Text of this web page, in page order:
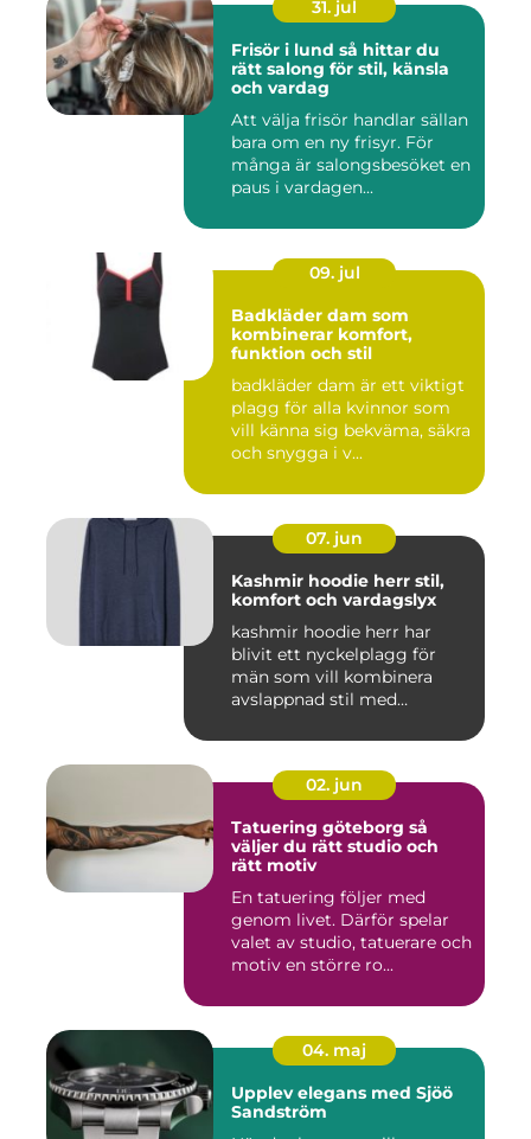
31. jul
Frisör i lund så hittar du
rätt salong för stil, känsla
och vardag
Att välja frisör handlar sällan
bara om en ny frisyr. För
många är salongsbesöket en
paus i vardagen...
09. jul
Badkläder dam som
kombinerar komfort,
funktion och stil
badkläder dam är ett viktigt
plagg för alla kvinnor som
vill känna sig bekväma, säkra
och snygga i v...
07. jun
Kashmir hoodie herr stil,
komfort och vardagslyx
kashmir hoodie herr har
blivit ett nyckelplagg för
män som vill kombinera
avslappnad stil med
02. jun
Tatuering göteborg så
väljer du rätt studio och
rätt motiv
En tatuering följer med
genom livet. Därför spelar
valet av studio, tatuerare och
motiv en större ro...
04. maj
Upplev elegans med Sjöö
Sandström